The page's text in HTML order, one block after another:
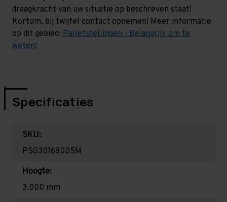
draagkracht van uw situatie op beschreven staat!
Kortom, bij twijfel contact opnemen! Meer informatie
op dit gebied: Palletstellingen - Belangrijk om te
weten!
Specificaties
SKU:
PSG30168005M
Hoogte:
3.000 mm